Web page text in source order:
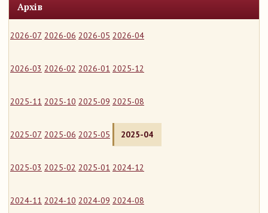
Архів
2026-07 2026-06 2026-05 2026-04
2026-03 2026-02 2026-01 2025-12
2025-11 2025-10 2025-09 2025-08
2025-07 2025-06 2025-05 2025-04
2025-03 2025-02 2025-01 2024-12
2024-11 2024-10 2024-09 2024-08